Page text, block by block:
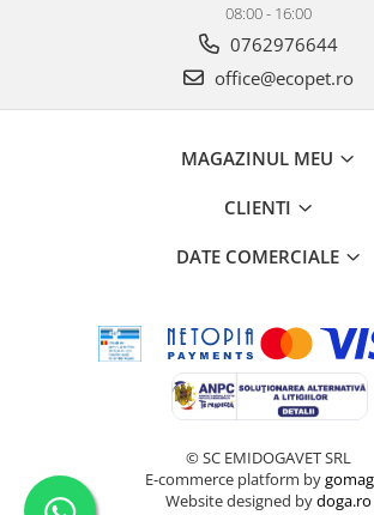
08:00 - 16:00
0762976644
office@ecopet.ro
MAGAZINUL MEU
CLIENTI
DATE COMERCIALE
© SC EMIDOGAVET SRL
E-commerce platform by
Website designed bydoga.ro